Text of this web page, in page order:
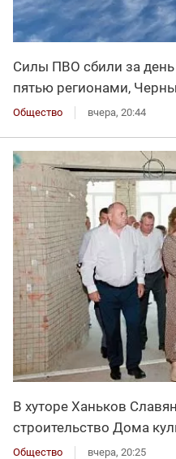
Силы ПВО сбили за
пятью регионами,
Общество вчера, 20:44
В хуторе Ханьков
строительство Дома
Общество вчера, 20:25